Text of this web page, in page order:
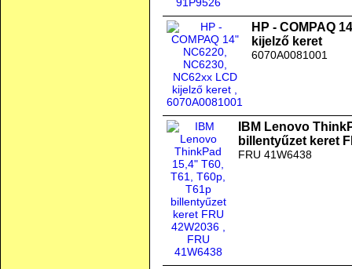
HP - COMPAQ
kijelző keret
6070A0081001
IBM Lenovo
billentyűzet keret
FRU 41W6438